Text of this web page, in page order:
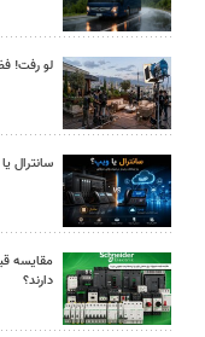
لو رفت!
سانترال
مقایسه
دارند؟